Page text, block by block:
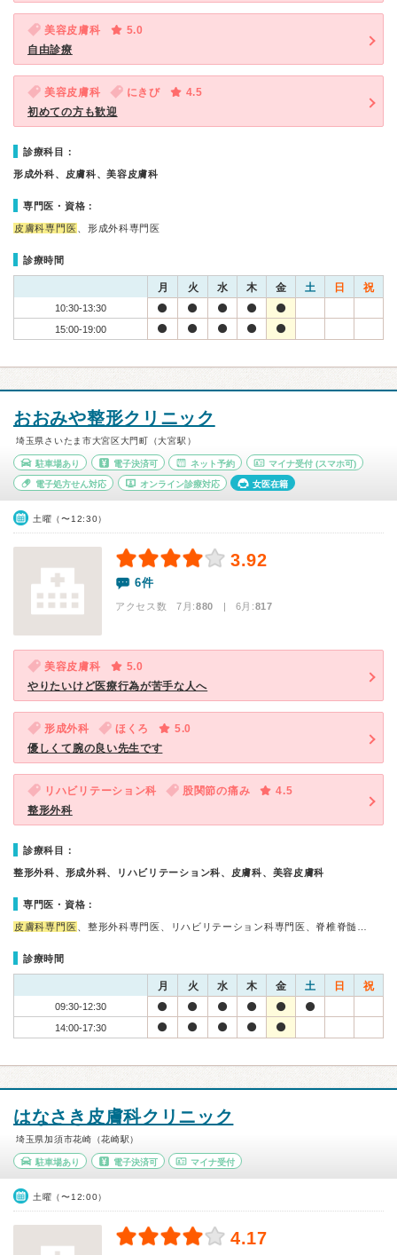
美容皮膚科
5.0
自由診療
美容皮膚科 にきび
4.5
初めての方も歓迎
診療科目：
形成外科、皮膚科、美容皮膚科
専門医・資格：
皮膚科専門医 、形成外科専門医
診療時間
月 火 水 木 金 土 日 祝
10:30-13:30
15:00-19:00
おおみや整形クリニック
埼玉県さいたま市大宮区大門町（大宮駅）
駐車場あり 電子決済可 ネット予約 マイナ受付 (スマホ可)
電子処方せん対応 オンライン診療対応 女医在籍
土曜（〜12:30）
3.92
6件
アクセス数 7月:880 | 6月:817
美容皮膚科
5.0
やりたいけど医療行為が苦手な人へ
形成外科 ほくろ
5.0
優しくて腕の良い先生です
リハビリテーション科 股関節の痛み
4.5
整形外科
診療科目：
整形外科、形成外科、リハビリテーション科、皮膚科、美容皮膚科
専門医・資格：
皮膚科専門医 、整形外科専門医、リハビリテーション科専門医、脊椎脊髄…
診療時間
月 火 水 木 金 土 日 祝
09:30-12:30
14:00-17:30
はなさき皮膚科クリニック
埼玉県加須市花崎（花崎駅）
駐車場あり 電子決済可 マイナ受付
土曜（〜12:00）
4.17